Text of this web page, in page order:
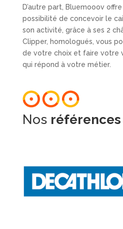
D’autre part, Bluemooov
possibilité de concevoir le
son activité, grâce à ses 2
Clipper, homologués, vous
de votre choix et faire votre
qui répond à votre métier.
Nos